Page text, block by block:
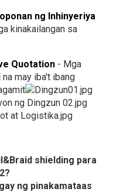
ng Inhinyeriya
kinakailangan sa
Quotation- Mga
may iba't ibang
shielding para
ng pinakamataas